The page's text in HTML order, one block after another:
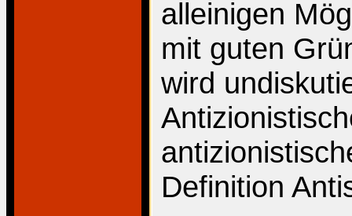
alleinigen
mit guten
wird
Definition